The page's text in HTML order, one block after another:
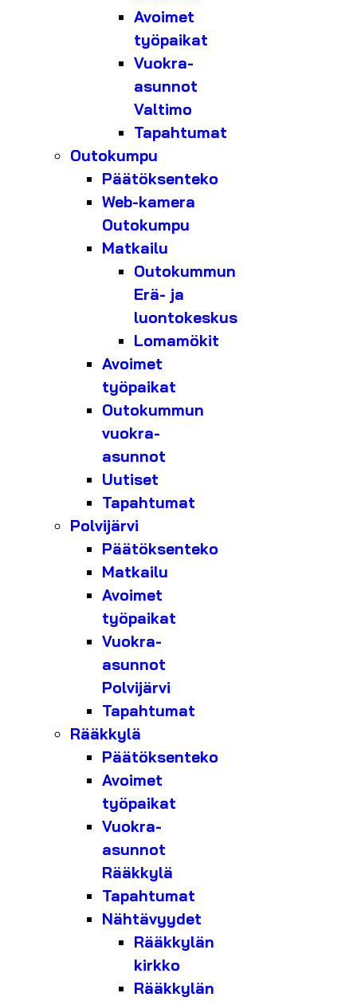
Avoimet
työpaikat
Vuokra-
asunnot
Valtimo
Tapahtumat
Outokumpu
Päätöksenteko
Web-kamera
Outokumpu
Matkailu
Outokummun
Erä- ja
luontokeskus
Lomamökit
Avoimet
työpaikat
Outokummun
vuokra-
asunnot
Uutiset
Tapahtumat
Polvijärvi
Päätöksenteko
Matkailu
Avoimet
työpaikat
Vuokra-
asunnot
Polvijärvi
Tapahtumat
Rääkkylä
Päätöksenteko
Avoimet
työpaikat
Vuokra-
asunnot
Rääkkylä
Tapahtumat
Nähtävyydet
Rääkkylän
kirkko
Rääkkylän